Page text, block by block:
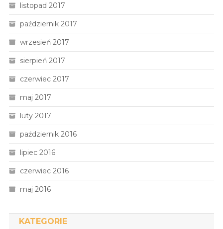
listopad 2017
październik 2017
wrzesień 2017
sierpień 2017
czerwiec 2017
maj 2017
luty 2017
październik 2016
lipiec 2016
czerwiec 2016
maj 2016
KATEGORIE